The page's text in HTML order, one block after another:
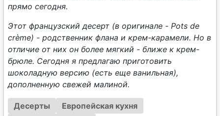
прямо сегодня.
Этот французский десерт (в оригинале - Pots de
crème) - родственник флана и крем-карамели. Но в
отличие от них он более мягкий - ближе к крем-
брюле. Сегодня я предлагаю приготовить
шоколадную версию (есть еще ванильная),
дополненную свежей малиной.
Десерты
Европейская кухня